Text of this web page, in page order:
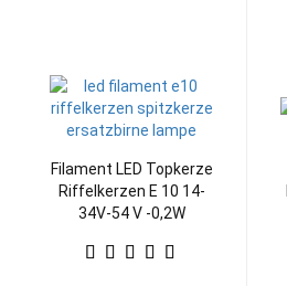
Filament LED Topkerze
Riffelkerzen E 10 14-
34V-54 V -0,2W